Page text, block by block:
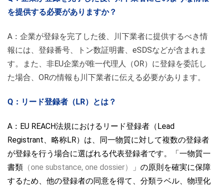
を提供する必要がありますか？
A：企業が登録を完了した後、川下業者に提供するべき情
報には、登録番号、トン数証明書、eSDSなどが含まれま
す。また、非EU企業が唯一代理人（OR）に登録を委託し
た場合、ORの情報も川下業者に伝える必要があります。
Q：リード登録者（LR）とは？
A：EU REACH法規におけるリード登録者（Lead
Registrant、略称LR）は、同一物質に対して複数の登録者
が登録を行う場合に選ばれる代表登録者です。「一物質一
書類 （one substance, one dossier） 」 の原則を確実に保障
するため、他の登録者の同意を得て、分類ラベル、物理化